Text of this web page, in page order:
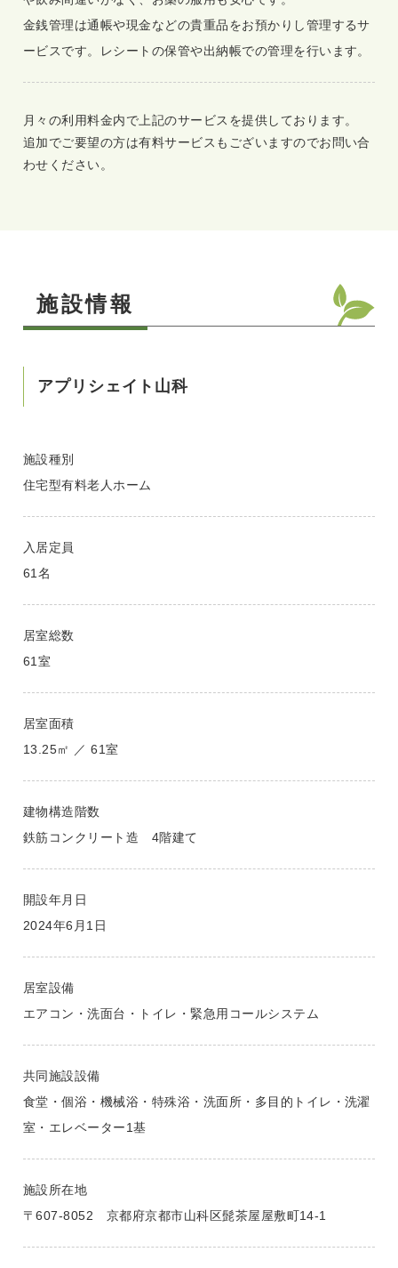
金銭管理は通帳や現金などの貴重品をお預かりし管理するサ
ービスです。レシートの保管や出納帳での管理を行います。
月々の利用料金内で上記のサービスを提供しております。
追加でご要望の方は有料サービスもございますのでお問い合
わせください。
施設情報
アプリシェイト山科
施設種別
住宅型有料老人ホーム
入居定員
61名
居室総数
61室
居室面積
13.25㎡ ／ 61室
建物構造階数
鉄筋コンクリート造 4階建て
開設年月日
2024年6月1日
居室設備
エアコン・洗面台・トイレ・緊急用コールシステム
共同施設設備
食堂・個浴・機械浴・特殊浴・洗面所・多目的トイレ・洗濯
室・エレベーター1基
施設所在地
〒607-8052 京都府京都市山科区髭茶屋屋敷町14-1